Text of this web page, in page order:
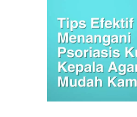
Infeksi
Keluhan Kulit
Non Infeksi